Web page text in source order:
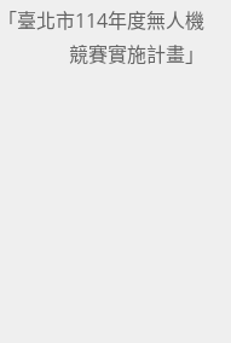
臺北市114年度無人機
競賽實施計畫」